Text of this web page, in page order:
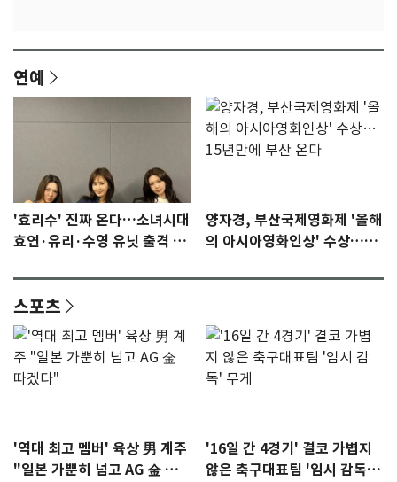
연예
'효리수' 진짜 온다…소녀시대
효연·유리·수영 유닛 출격 [N
양자경, 부산국제영화제 '올해
의 아시아영화인상' 수상…15
스포츠
'역대 최고 멤버' 육상 男 계주
"일본 가뿐히 넘고 AG 金 따겠
'16일 간 4경기' 결코 가볍지
않은 축구대표팀 '임시 감독'